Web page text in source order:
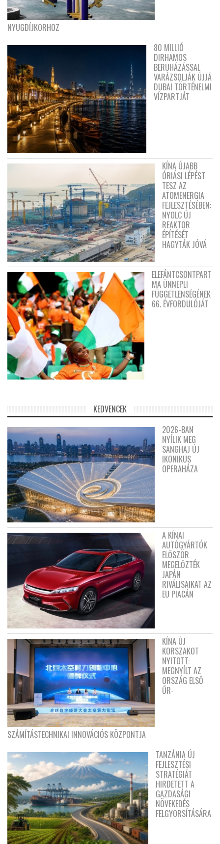
NYUGDÍJKORHOZ
80 MILLIÓ
DIRHAMOS
BERUHÁZÁSSAL
VARÁZSOLJÁK ÚJJÁ
DUBAI TÖRTÉNELMI
VÍZPARTJÁT
KÍNA ÚJABB
ÓRIÁSI LÉPÉST
TESZ AZ
ATOMENERGIA
FEJLESZTÉSÉBEN:
NYOLC ÚJ
REAKTOR
ÉPÍTÉSÉT
HAGYTÁK JÓVÁ
ELEFÁNTCSONTPART
MA ÜNNEPLI
FÜGGETLENSÉGÉNEK
66. ÉVFORDULÓJÁT
KEDVENCEK
2026-BAN
NYÍLIK MEG
SANGHAJ ÚJ
IKONIKUS
OPERAHÁZA
A KÍNAI
AUTÓGYÁRTÓK
ELŐSZÖR
MEGELŐZTÉK
JAPÁN
RIVÁLISAIKAT AZ
EU PIACÁN
KÍNA ÚJ
KORSZAKOT
NYITOTT:
MEGNYÍLT AZ
ORSZÁG ELSŐ
ŰR-
SZÁMÍTÁSTECHNIKAI INNOVÁCIÓS KÖZPONTJA
TANZÁNIA ÚJ
FEJLESZTÉSI
STRATÉGIÁT
HIRDETETT A
GAZDASÁGI
NÖVEKEDÉS
FELGYORSÍTÁSÁRA